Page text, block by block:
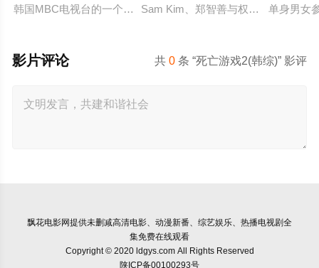
韩国MBC电视台的一个类似电台的脱口秀谈话节目，主题是看
Sam Kim、郑智善与权圣晙早已在韩
单身男女
共0 条 “死亡游戏2(韩综)” 影评
影片评论
飘花电影网提供未删减高清电影、动漫新番、综艺娱乐、热播电视剧全
集免费在线观看
Copyright © 2020 ldgys.com All Rights Reserved
陕ICP备00100293号